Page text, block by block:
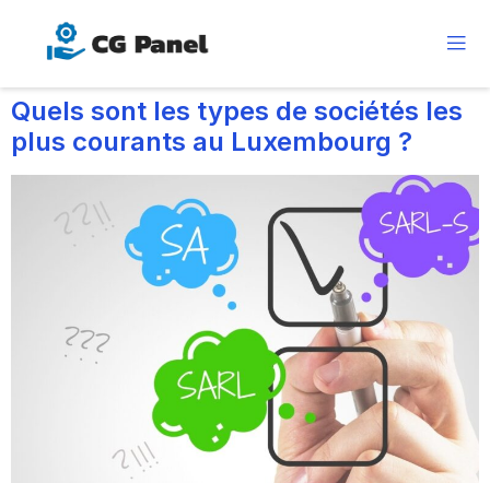
Quels sont les types de sociétés les
plus courants au Luxembourg ?